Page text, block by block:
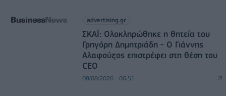
advertising.gr
ΣΚΑΪ: Ολοκληρώθηκε η θητεία του
Γρηγόρη Δημητριάδη - Ο Γιάννης
Αλαφούζος επιστρέφει στη θέση του
CEO
08/08/2026 - 06:51